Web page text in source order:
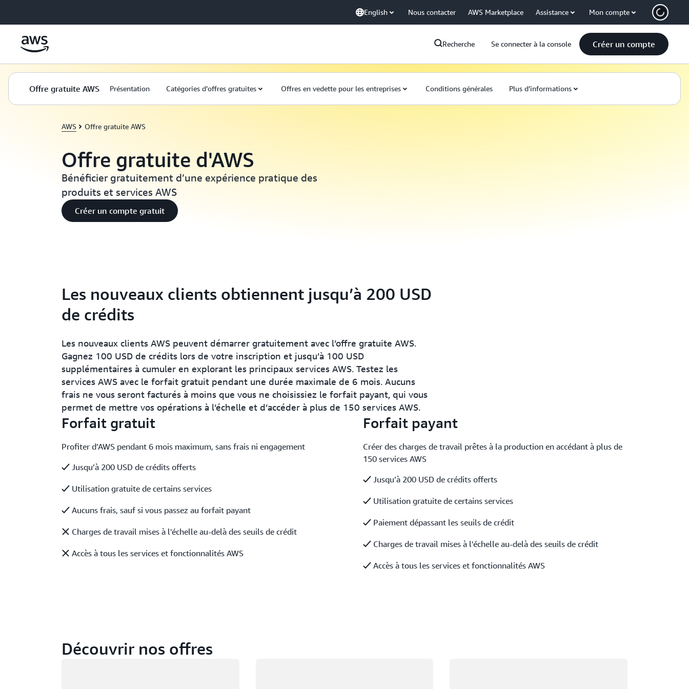
English Nous contacter AWS Marketplace Assistance Mon compte
Recherche Se connecter à la console Créer un compte
Offre gratuite AWS Présentation Catégories d’offres gratuites Offres en vedette pour les entreprises Conditions générales Plus d’informations
AWS Offre gratuite AWS
Offre gratuite d'AWS
Bénéficier gratuitement d’une expérience pratique des
produits et services AWS
Créer un compte gratuit
Les nouveaux clients obtiennent jusqu’à 200 USD
de crédits
Les nouveaux clients AWS peuvent démarrer gratuitement avec l’offre gratuite AWS.
Gagnez 100 USD de crédits lors de votre inscription et jusqu’à 100 USD
supplémentaires à cumuler en explorant les principaux services AWS. Testez les
services AWS avec le forfait gratuit pendant une durée maximale de 6 mois. Aucuns
frais ne vous seront facturés à moins que vous ne choisissiez le forfait payant, qui vous
permet de mettre vos opérations à l’échelle et d’accéder à plus de 150 services AWS.
Forfait gratuit
Profiter d’AWS pendant 6 mois maximum, sans frais ni engagement
Jusqu’à 200 USD de crédits offerts
Utilisation gratuite de certains services
Aucuns frais, sauf si vous passez au forfait payant
Charges de travail mises à l'échelle au-delà des seuils de crédit
Accès à tous les services et fonctionnalités AWS
Forfait payant
Créer des charges de travail prêtes à la production en accédant à plus de
150 services AWS
Jusqu’à 200 USD de crédits offerts
Utilisation gratuite de certains services
Paiement dépassant les seuils de crédit
Charges de travail mises à l'échelle au-delà des seuils de crédit
Accès à tous les services et fonctionnalités AWS
Découvrir nos offres